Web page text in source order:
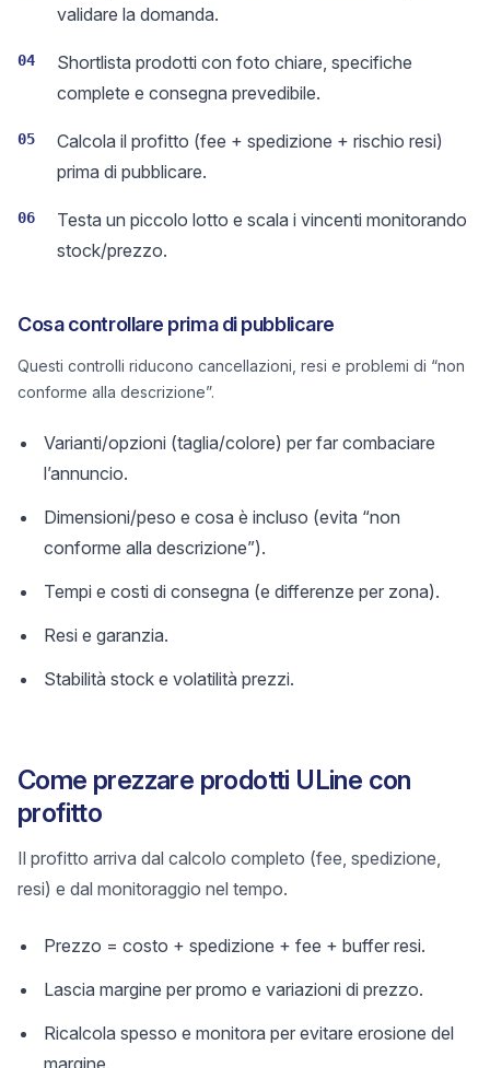
validare la domanda.
04
Shortlista prodotti con foto chiare, specifiche
complete e consegna prevedibile.
05
Calcola il profitto (fee + spedizione + rischio resi)
prima di pubblicare.
06
Testa un piccolo lotto e scala i vincenti monitorando
stock/prezzo.
Cosa controllare prima di pubblicare
Questi controlli riducono cancellazioni, resi e problemi di “non
conforme alla descrizione”.
Varianti/opzioni (taglia/colore) per far combaciare
l’annuncio.
Dimensioni/peso e cosa è incluso (evita “non
conforme alla descrizione”).
Tempi e costi di consegna (e differenze per zona).
Resi e garanzia.
Stabilità stock e volatilità prezzi.
Come prezzare prodotti ULine con
profitto
Il profitto arriva dal calcolo completo (fee, spedizione,
resi) e dal monitoraggio nel tempo.
Prezzo = costo + spedizione + fee + buffer resi.
Lascia margine per promo e variazioni di prezzo.
Ricalcola spesso e monitora per evitare erosione del
margine.